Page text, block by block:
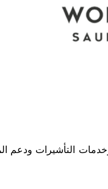
حيث نقدم خدمات القوى العاملة